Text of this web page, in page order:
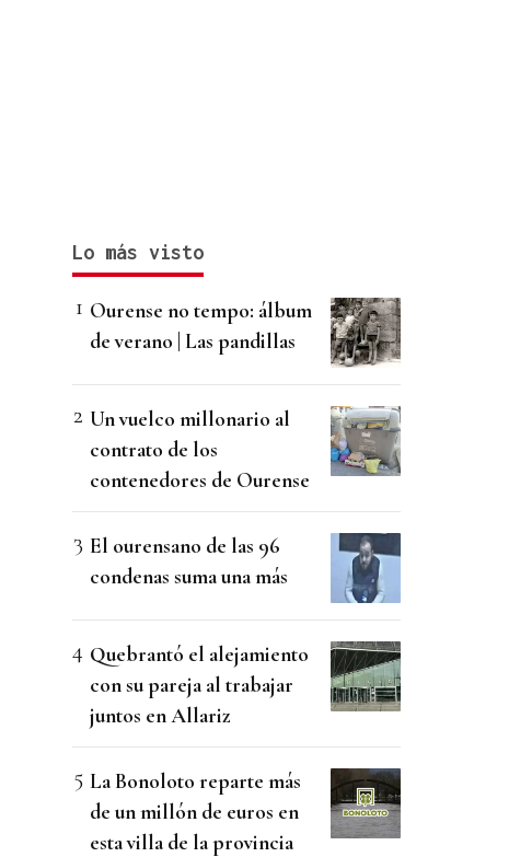
Lo más visto
Ourense no tempo: álbum
de verano | Las pandillas
Un vuelco millonario al
contrato de los
contenedores de Ourense
El ourensano de las 96
condenas suma una más
Quebrantó el alejamiento
con su pareja al trabajar
juntos en Allariz
La Bonoloto reparte más
de un millón de euros en
esta villa de la provincia